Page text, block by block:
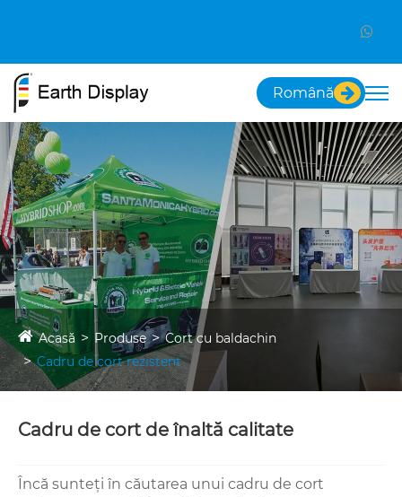
Română
Acasă Produse
Cort cu baldachin
Cadru de cort rezistent
Cadru de cort de înaltă calitate
Încă sunteți în căutarea unui cadru de cort